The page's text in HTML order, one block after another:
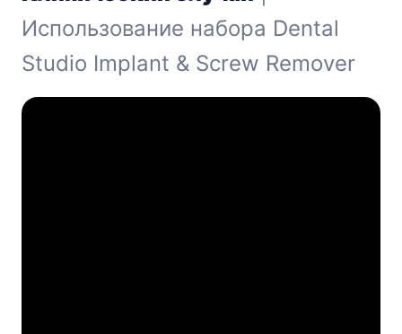
Использование набора Dental
Studio Implant & Screw Remover